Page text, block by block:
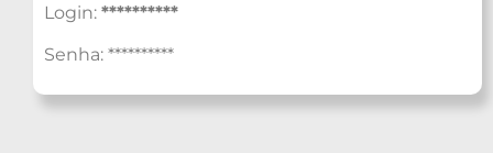
Login: **********
Senha: **********